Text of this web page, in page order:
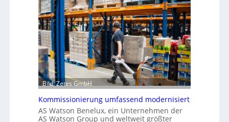
t
a
l
s
F
a
h
r
e
n
a
r
m
-
U
n
k
a
f
Bild: Zetes GmbH
Kommissionierung umfassend modernisiert
AS Watson Benelux, ein Unternehmen der
AS Watson Group und weltweit größter